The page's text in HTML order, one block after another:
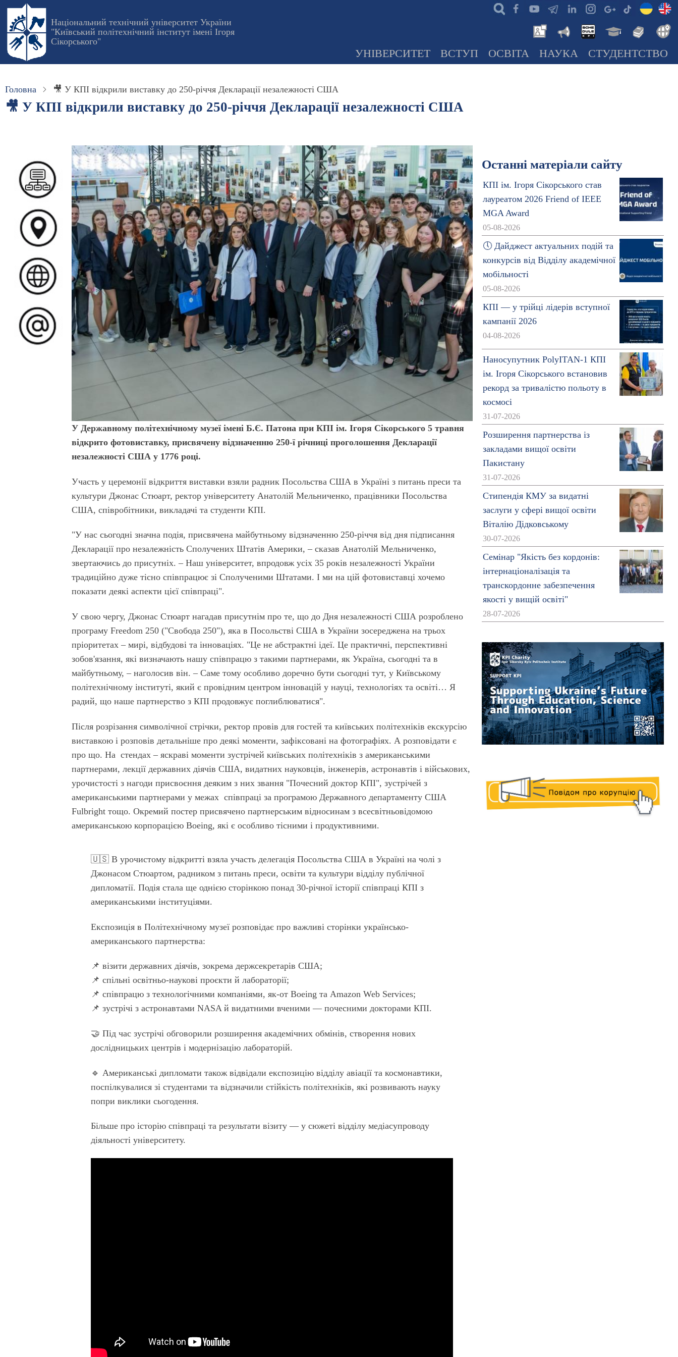
Перейти
основного
вмісту
Національний технічний університет України
"Київський політехнічний інститут імені Ігоря
Сікорського"
УНІВЕРСИТЕТ ВСТУП ОСВІТА НАУКА СТУДЕНТСТВО
Головна 🎥 У КПІ відкрили виставку до 250-річчя Декларації незалежності США
🎥 У КПІ відкрили виставку до 250-річчя Декларації незалежності США
У Державному політехнічному музеї імені Б.Є. Патона при КПІ ім. Ігоря Сікорського 5 травня
відкрито фотовиставку, присвячену відзначенню 250-ї річниці прого­лошення Декларації
незалежності США у 1776 році.
Участь у церемонії відкриття виставки взяли радник Посольства США в Україні з питань преси та
культури Джонас Стюарт, ректор університету Анатолій Мельниченко, працівники Посольства
США, співробітники, викладачі та студенти КПІ.
"У нас сьогодні значна подія, присвячена майбутньому відзначенню 250-річчя від дня підписання
Декларації про незалежність Сполучених Штатів Америки, – сказав Анатолій Мельниченко,
звертаючись до присутніх. – Наш університет, впродовж усіх 35 років незалежності України
традиційно дуже тісно співпрацює зі Сполученими Штатами. І ми на цій фотовиставці хочемо
показати деякі аспекти цієї співпраці".
У свою чергу, Джонас Стюарт нагадав присутнім про те, що до Дня незалежності США розроблено
програму Freedom 250 ("Свобода 250"), яка в Посольстві США в України зосереджена на трьох
пріоритетах – мирі, відбудові та інноваціях. "Це не абстрактні ідеї. Це практичні, перспективні
зобов'язання, які визначають нашу співпрацю з такими партнерами, як Україна, сьогодні та в
майбутньому, – наголосив він. – Саме тому особливо доречно бути сьогодні тут, у Київському
політехнічному інституті, який є провідним центром інновацій у науці, технологіях та освіті… Я
радий, що наше партнерство з КПІ продовжує поглиблюватися".
Після розрізання символічної стрічки, ректор провів для гостей та київських політехніків екскурсію
виставкою і розповів детальніше про деякі моменти, зафіксовані на фотографіях. А розповідати є
про що. На стендах – яскраві моменти зустрічей київських політехніків з американськими
партнерами, лекції державних діячів США, видатних науковців, інженерів, астронавтів і військових,
урочистості з нагоди присвоєння деяким з них звання "Почесний доктор КПІ", зустрічей з
американськими партнерами у межах співпраці за програмою Державного департаменту США
Fulbright тощо. Окремий постер присвячено партнерським відносинам з всесвітньовідомою
американською корпорацією Boeing, які є особливо тісними і продуктивними.
🇺🇸 В урочистому відкритті взяла участь делегація Посольства США в Україні на чолі з
Джонасом Стюартом, радником з питань преси, освіти та культури відділу публічної
дипломатії. Подія стала ще однією сторінкою понад 30-річної історії співпраці КПІ з
американськими інституціями.
Експозиція в Політехнічному музеї розповідає про важливі сторінки українсько-
американського партнерства:
📌 візити державних діячів, зокрема держсекретарів США;
📌 спільні освітньо-наукові проєкти й лабораторії;
📌 співпрацю з технологічними компаніями, як-от Boeing та Amazon Web Services;
📌 зустрічі з астронавтами NASA й видатними вченими — почесними докторами КПІ.
🤝 Під час зустрічі обговорили розширення академічних обмінів, створення нових
дослідницьких центрів і модернізацію лабораторій.
🔹 Американські дипломати також відвідали експозицію відділу авіації та космонавтики,
поспілкувалися зі студентами та відзначили стійкість політехніків, які розвивають науку
попри виклики сьогодення.
Більше про історію співпраці та результати візиту — у сюжеті відділу медіасупроводу
діяльності університету.
Останні матеріали сайту
КПІ ім. Ігоря Сікорського став
лауреатом 2026 Friend of IEEE
MGA Award
05-08-2026
🕔 Дайджест актуальних подій та
конкурсів від Відділу академічної
мобільності
05-08-2026
КПІ — у трійці лідерів вступної
кампанії 2026
04-08-2026
Наносупутник PolyITAN-1 КПІ
ім. Ігоря Сікорського встановив
рекорд за тривалістю польоту в
космосі
31-07-2026
Розширення партнерства із
закладами вищої освіти
Пакистану
31-07-2026
Стипендія КМУ за видатні
заслуги у сфері вищої освіти
Віталію Дідковському
30-07-2026
Семінар "Якість без кордонів:
інтернаціоналізація та
транскордонне забезпечення
якості у вищій освіті"
28-07-2026